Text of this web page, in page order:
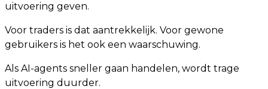
uitvoering geven.
Voor traders is dat aantrekkelijk. Voor gewone
gebruikers is het ook een waarschuwing.
Als AI-agents sneller gaan handelen, wordt trage
uitvoering duurder.